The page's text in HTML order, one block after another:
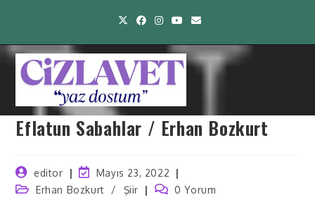
Eflatun Sabahlar / Erhan Bozkurt
editor
Mayıs 23, 2022
Erhan Bozkurt
/ Şiir 0 Yorum